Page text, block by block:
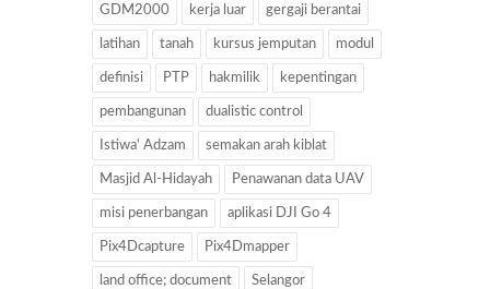
GDM2000 kerja luar gergaji berantai
latihan tanah kursus jemputan modul
definisi PTP hakmilik kepentingan
pembangunan dualistic control
Istiwa' Adzam semakan arah kiblat
Masjid Al-Hidayah Penawanan data UAV
misi penerbangan aplikasi DJI Go 4
Pix4Dcapture Pix4Dmapper
land office; document Selangor